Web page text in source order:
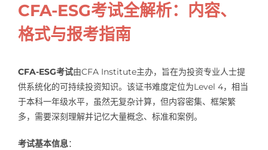
CFA-ESG考试全解析：内容、
格式与报考指南
CFA-ESG考试由CFA Institute主办，旨在为投资专业人士提
供系统化的可持续投资知识。该证书难度定位为Level 4，相当
于本科一年级水平，虽然无复杂计算，但内容密集、框架繁
多，需要深刻理解并记忆大量概念、标准和案例。
考试基本信息：